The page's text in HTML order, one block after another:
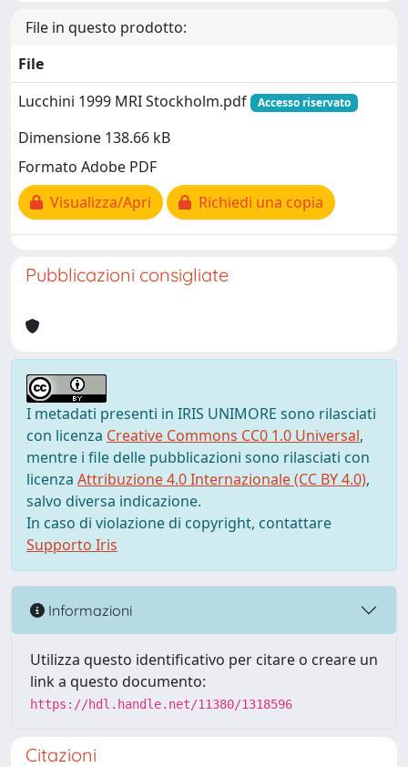
File in questo prodotto:
File
Lucchini 1999 MRI Stockholm.pdf
Accesso riservato
Dimensione 138.66 kB
Formato Adobe PDF
Visualizza/Apri
Richiedi una copia
Pubblicazioni consigliate
I metadati presenti in IRIS UNIMORE sono rilasciati
con licenza Creative Commons CC0 1.0 Universal,
mentre i file delle pubblicazioni sono rilasciati con
licenza Attribuzione 4.0 Internazionale (CC BY 4.0),
salvo diversa indicazione.
In caso di violazione di copyright, contattare
Supporto Iris
Informazioni
Utilizza questo identificativo per citare o creare un
link a questo documento:
https://hdl.handle.net/11380/1318596
Citazioni